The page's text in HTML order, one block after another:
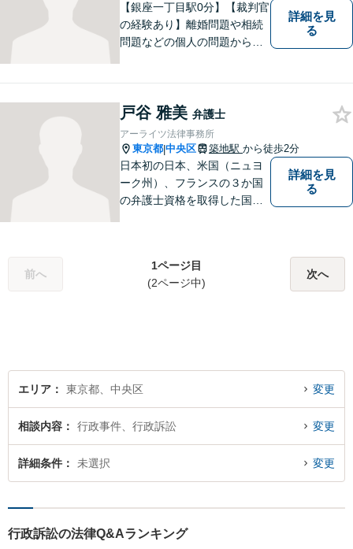
【銀座一丁目駅0分】【裁判官
の経験あり】離婚問題や相続
問題などの個人の問題から、
生かして多角的な目線から、
問題解決に取り組みます。お
困りの方は、ご相談くださ
い。
詳細を見
る
戸谷 雅美 弁護士
アーライツ法律事務所
東京都|中央区 築地駅 から徒歩2分
日本初の日本、米国（ニュヨ
ーク州）、フランスの３か国
の弁護士資格を取得した国際
指します。３個人案件、法人
案件に限らず、チームを構成
詳細を見
る
前へ
1ページ目
(2ページ中)
次へ
エリア 東京都、中央区 変更
相談内容 行政事件、行政訴訟 変更
詳細条件 未選択 変更
行政訴訟の法律Q&Aランキング